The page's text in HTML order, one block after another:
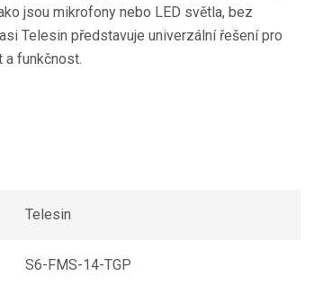
jsou mikrofony nebo LED světla, bez
Telesin představuje univerzální řešení pro
a funkčnost.
Telesin
S6-FMS-14-TGP